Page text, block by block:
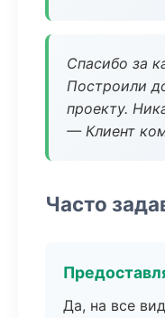
Спасибо за
Построили
проекту.
— Клиент
Часто
Да, на все